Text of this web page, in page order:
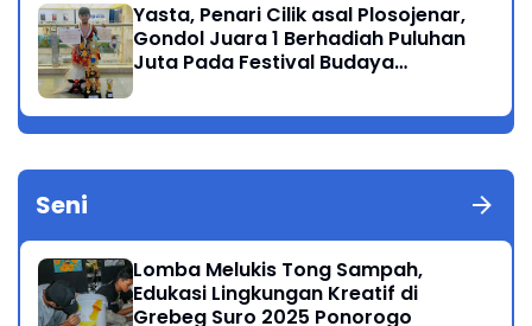
Yasta, Penari Cilik asal Plosojenar,
Gondol Juara 1 Berhadiah Puluhan
Juta Pada Festival Budaya
Seni
Lomba Melukis Tong Sampah,
Edukasi Lingkungan Kreatif di
Grebeg Suro 2025 Ponorogo